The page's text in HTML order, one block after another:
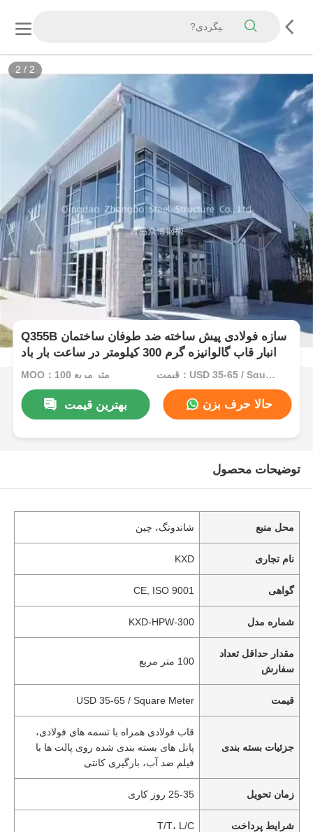
2 / 2
Q355B سازه فولادی پیش ساخته ضد طوفان ساختمان
انبار قاب گالوانیزه گرم 300 کیلومتر در ساعت بار باد
MOQ：100 متر مربع قیمت：USD 35-65 / Square Meter
بهترین قیمت حالا حرف بزن
توضیحات محصول
محل منبع شاندونگ، چین
نام تجاری KXD
گواهی CE, ISO 9001
شماره مدل KXD-HPW-300
مقدار حداقل تعداد
سفارش
100 متر مربع
قیمت USD 35-65 / Square Meter
جزئیات بسته بندی
قاب فولادی همراه با تسمه های فولادی،
پانل های بسته بندی شده روی پالت ها با
فیلم ضد آب، بارگیری کانتی
زمان تحویل 25-35 روز کاری
شرایط پرداخت T/T، L/C